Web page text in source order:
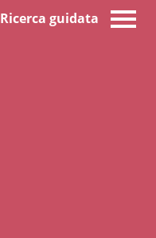
Ricerca guidata